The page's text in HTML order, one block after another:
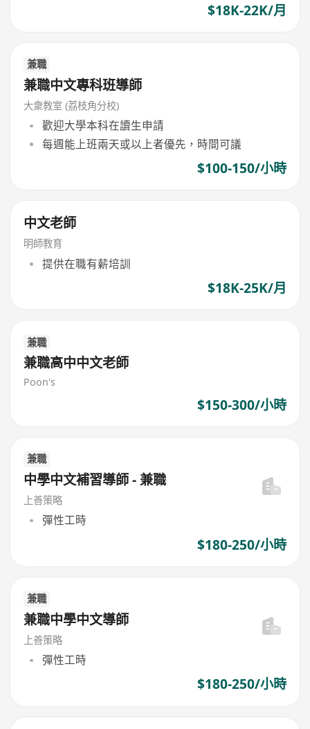
$18K-22K/月
兼職
兼職中文專科班導師
大衆教室 (荔枝角分校)
歡迎大學本科在讀生申請
每週能上班兩天或以上者優先，時間可議
$100-150/小時
中文老師
明師教育
提供在職有薪培訓
$18K-25K/月
兼職
兼職高中中文老師
Poon's
$150-300/小時
兼職
中學中文補習導師 - 兼職
上善策略
彈性工時
$180-250/小時
兼職
兼職中學中文導師
上善策略
彈性工時
$180-250/小時